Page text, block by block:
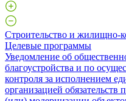
Строительство и жилищно-
Целевые программы
Уведомление об
благоустройства и по
контроля за исполнением
организацией обязательств